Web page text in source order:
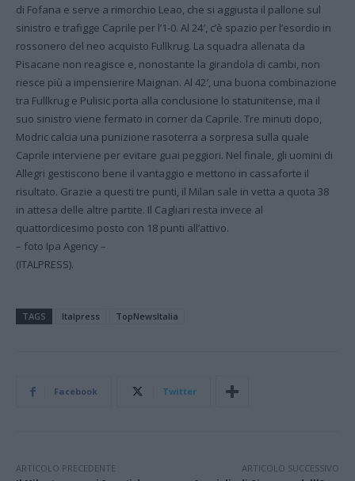
di Fofana e serve a rimorchio Leao, che si aggiusta il pallone sul
sinistro e trafigge Caprile per l’1-0. Al 24′, c’è spazio per l’esordio in
rossonero del neo acquisto Fullkrug. La squadra allenata da
Pisacane non reagisce e, nonostante la girandola di cambi, non
riesce più a impensierire Maignan. Al 42′, una buona combinazione
tra Fullkrug e Pulisic porta alla conclusione lo statunitense, ma il
suo sinistro viene fermato in corner da Caprile. Tre minuti dopo,
Modric calcia una punizione rasoterra a sorpresa sulla quale
Caprile interviene per evitare guai peggiori. Nel finale, gli uomini di
Allegri gestiscono bene il vantaggio e mettono in cassaforte il
risultato. Grazie a questi tre punti, il Milan sale in vetta a quota 38
in attesa delle altre partite. Il Cagliari resta invece al
quattordicesimo posto con 18 punti all’attivo.
– foto Ipa Agency –
(ITALPRESS).
TAGS Italpress TopNewsItalia
Facebook Twitter
ARTICOLO PRECEDENTE
ARTICOLO SUCCESSIVO